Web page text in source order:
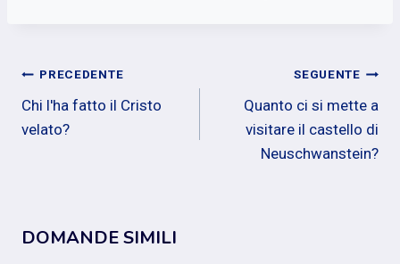
Navigazione
articoli
PRECEDENTE
Chi l'ha fatto il Cristo
velato?
SEGUENTE
Quanto ci si mette a
visitare il castello di
Neuschwanstein?
DOMANDE SIMILI